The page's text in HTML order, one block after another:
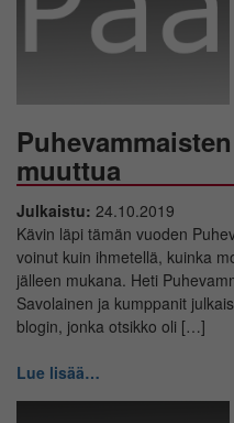
muuttua
Julkaistu: 24.10.2019
Kävin läpi tämän vuoden
voinut kuin ihmetellä, kuinka
jälleen mukana. Heti
Savolainen ja kumppanit
blogin, jonka otsikko oli […]
Lue lisää…